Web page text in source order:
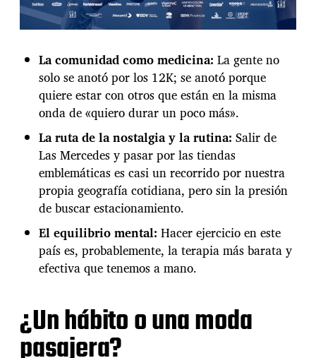
La comunidad como medicina: La gente no
solo se anotó por los 12K; se anotó porque
quiere estar con otros que están en la misma
onda de «quiero durar un poco más».
La ruta de la nostalgia y la rutina: Salir de
Las Mercedes y pasar por las tiendas
emblemáticas es casi un recorrido por nuestra
propia geografía cotidiana, pero sin la presión
de buscar estacionamiento.
El equilibrio mental: Hacer ejercicio en este
país es, probablemente, la terapia más barata y
efectiva que tenemos a mano.
¿Un hábito o una moda
pasajera?